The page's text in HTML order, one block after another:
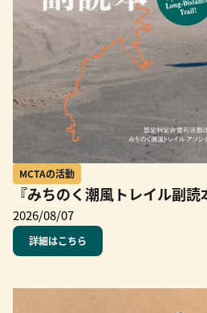
MCTAの活動
『みちのく潮風トレイル副
2026/08/07
詳細はこちら